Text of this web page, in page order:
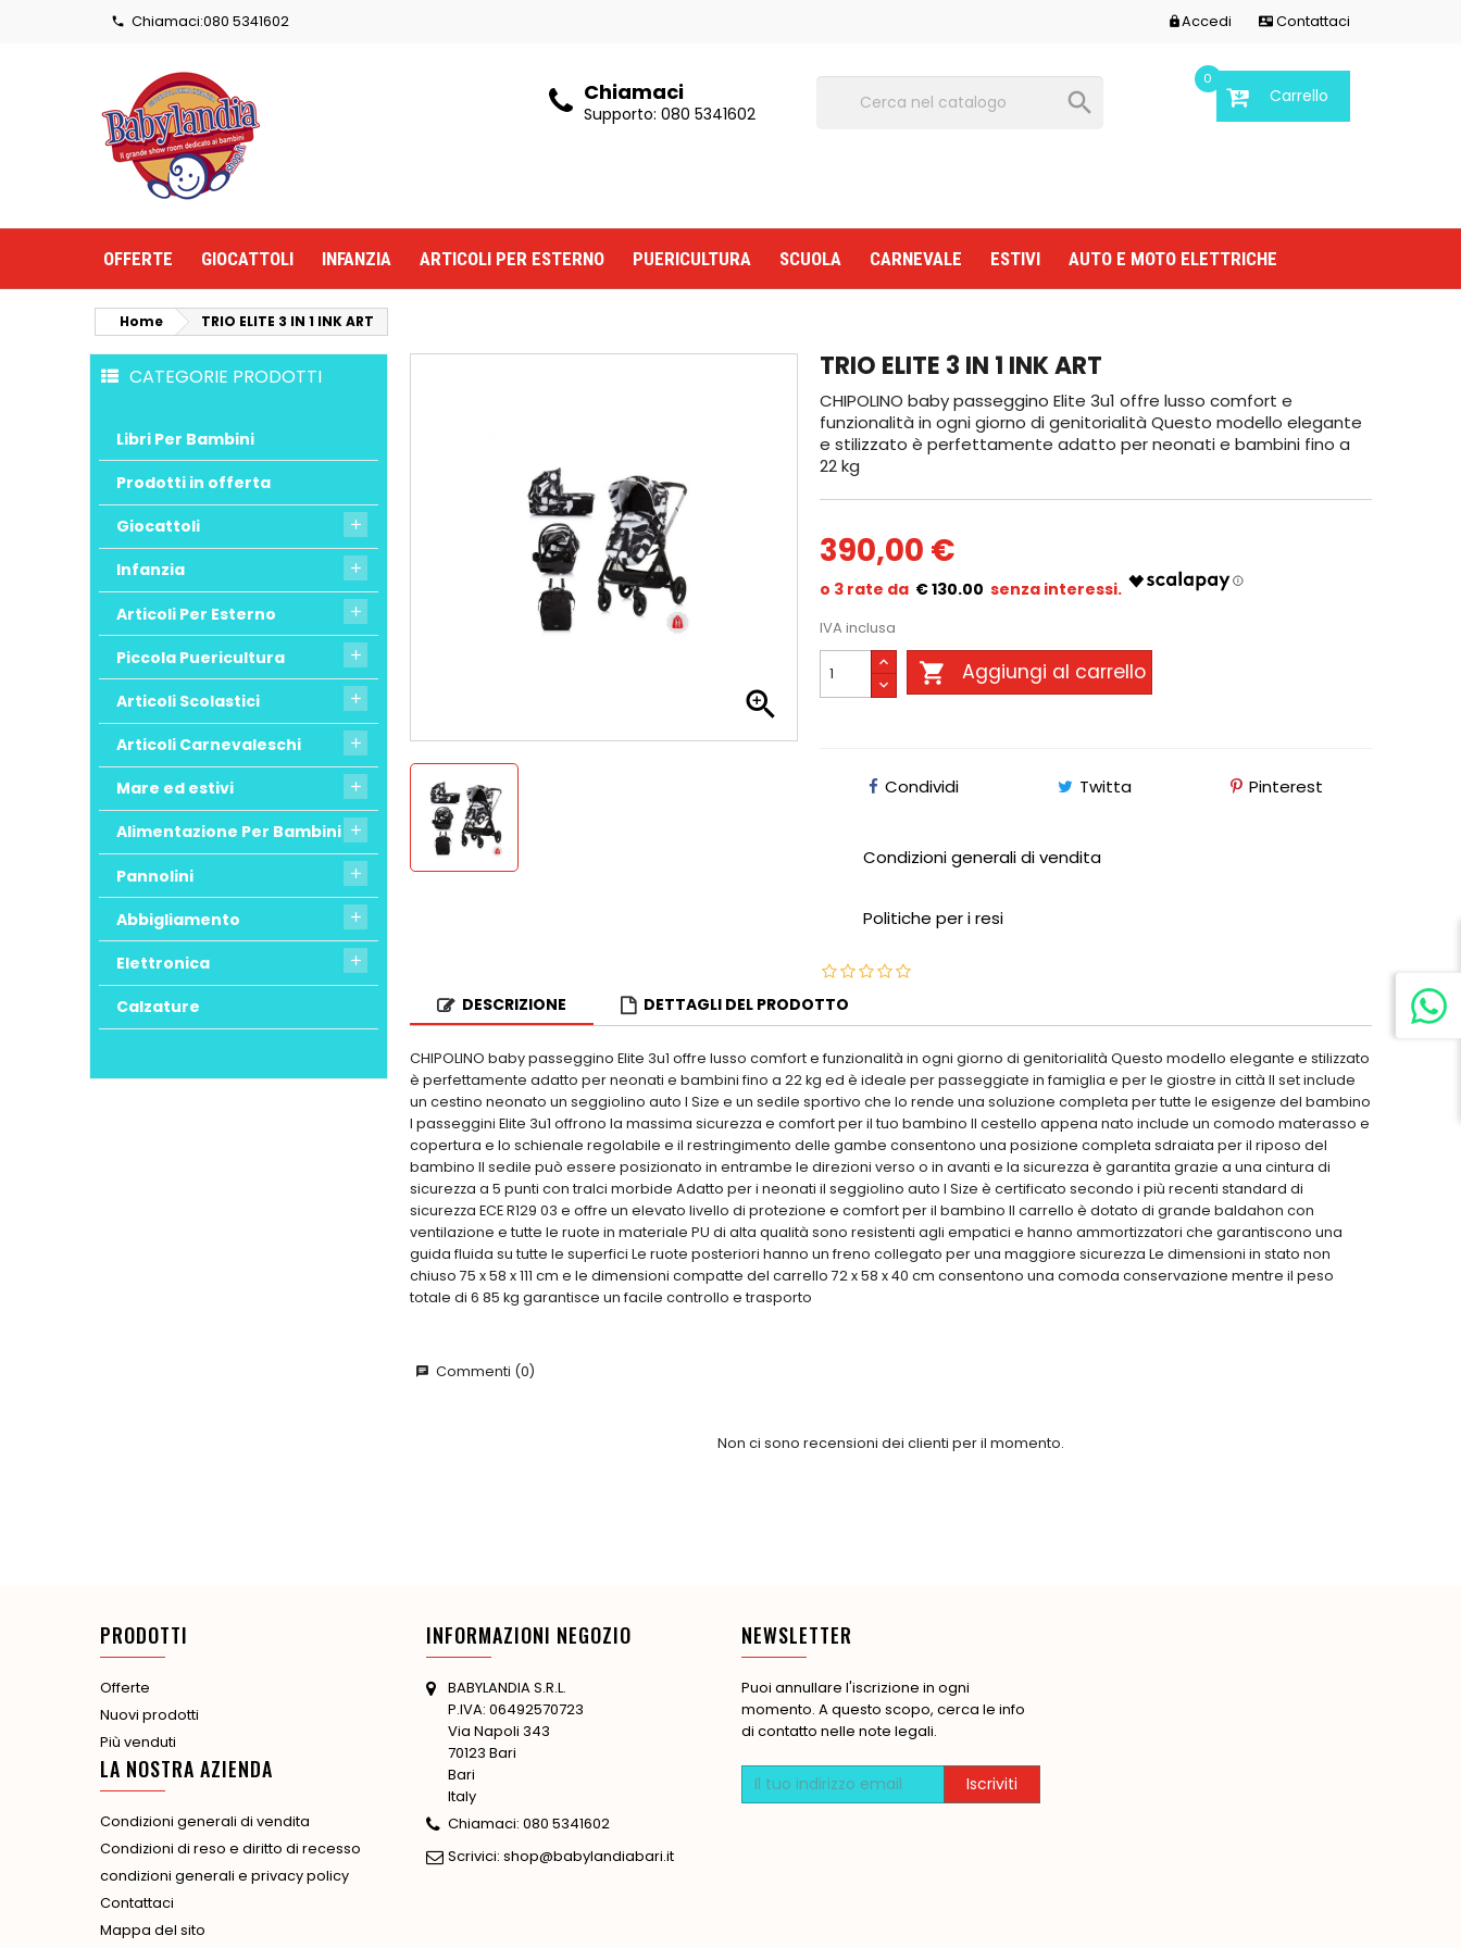
 Chiamaci:080 5341602 Accedi  Contattaci
Chiamaci
Supporto:080 5341602  Carrello
0
OFFERTE GIOCATTOLI INFANZIA ARTICOLI PER ESTERNO PUERICULTURA SCUOLA CARNEVALE ESTIVI AUTO E MOTO ELETTRICHE
Home TRIO ELITE 3 IN 1 INK ART
CATEGORIE PRODOTTI
Libri Per Bambini
Prodotti in offerta
Giocattoli 
Infanzia 
Articoli Per Esterno 
Piccola Puericultura 
Articoli Scolastici 
Articoli Carnevaleschi 
Mare ed estivi 
Alimentazione Per Bambini 
Pannolini 
Abbigliamento 
Elettronica 
Calzature

TRIO ELITE 3 IN 1 INK ART
CHIPOLINO baby passeggino Elite 3u1 offre lusso comfort e
funzionalità in ogni giorno di genitorialità Questo modello elegante
e stilizzato è perfettamente adatto per neonati e bambini fino a
22 kg
390,00 €
€ 130.00
IVA inclusa
 Aggiungi al carrello
Condividi Twitta Pinterest
Condizioni generali di vendita
Politiche per i resi
DESCRIZIONE DETTAGLI DEL PRODOTTO
CHIPOLINO baby passeggino Elite 3u1 offre lusso comfort e funzionalità in ogni giorno di genitorialità Questo modello elegante e stilizzato
è perfettamente adatto per neonati e bambini fino a 22 kg ed è ideale per passeggiate in famiglia e per le giostre in città Il set include
un cestino neonato un seggiolino auto I Size e un sedile sportivo che lo rende una soluzione completa per tutte le esigenze del bambino
I passeggini Elite 3u1 offrono la massima sicurezza e comfort per il tuo bambino Il cestello appena nato include un comodo materasso e
copertura e lo schienale regolabile e il restringimento delle gambe consentono una posizione completa sdraiata per il riposo del
bambino Il sedile può essere posizionato in entrambe le direzioni verso o in avanti e la sicurezza è garantita grazie a una cintura di
sicurezza a 5 punti con tralci morbide Adatto per i neonati il seggiolino auto I Size è certificato secondo i più recenti standard di
sicurezza ECE R129 03 e offre un elevato livello di protezione e comfort per il bambino Il carrello è dotato di grande baldahon con
ventilazione e tutte le ruote in materiale PU di alta qualità sono resistenti agli empatici e hanno ammortizzatori che garantiscono una
guida fluida su tutte le superfici Le ruote posteriori hanno un freno collegato per una maggiore sicurezza Le dimensioni in stato non
chiuso 75 x 58 x 111 cm e le dimensioni compatte del carrello 72 x 58 x 40 cm consentono una comoda conservazione mentre il peso
totale di 6 85 kg garantisce un facile controllo e trasporto
chat Commenti (0)
Non ci sono recensioni dei clienti per il momento.
PRODOTTI
Offerte
Nuovi prodotti
Più venduti
LA NOSTRA AZIENDA
Condizioni generali di vendita
Condizioni di reso e diritto di recesso
condizioni generali e privacy policy
Contattaci
Mappa del sito
INFORMAZIONI NEGOZIO
BABYLANDIA S.R.L.
P.IVA: 06492570723
Via Napoli 343
70123 Bari
Bari
Italy
Chiamaci: 080 5341602
Scrivici: shop@babylandiabari.it
NEWSLETTER
Puoi annullare l'iscrizione in ogni
momento. A questo scopo, cerca le info
di contatto nelle note legali.